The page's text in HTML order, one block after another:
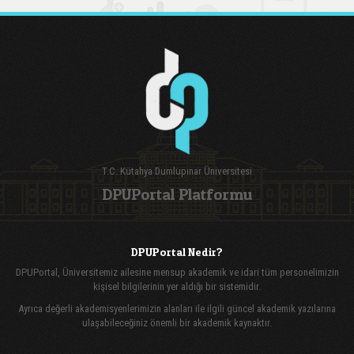
T.C. Kütahya Dumlupınar Üniversitesi
DPUPortal Platformu
DPUPortal Nedir?
DPUPortal, Üniversitemiz ailesine mensup akademik ve idari tüm personelimizin
kişisel bilgilerinin yer aldığı bir sistemidir.
Ayrıca değerli akademisyenlerimizin alanları ile ilgili güncel akademik yazılarına
ulaşabileceğiniz önemli bir akademik kaynaktır.